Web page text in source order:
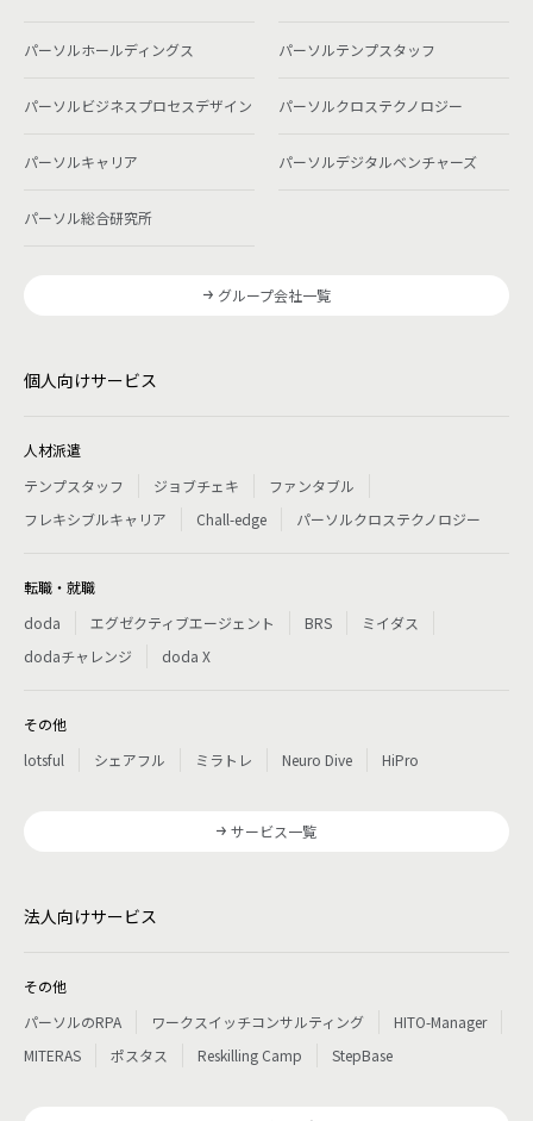
パーソルホールディングス パーソルテンプスタッフ
パーソルビジネスプロセスデザイン パーソルクロステクノロジー
パーソルキャリア パーソルデジタルベンチャーズ
パーソル総合研究所
グループ会社一覧
個人向けサービス
人材派遣
テンプスタッフ
ジョブチェキ
ファンタブル
フレキシブルキャリア
Chall-edge パーソルクロステクノロジー
転職・就職
doda
エグゼクティブエージェント BRS
ミイダス
dodaチャレンジ
doda X
その他
lotsful
シェアフル ミラトレ Neuro Dive HiPro
サービス一覧
法人向けサービス
その他
パーソルのRPA
ワークスイッチコンサルティング
HITO-Manager
MITERAS
ポスタス Reskilling Camp StepBase